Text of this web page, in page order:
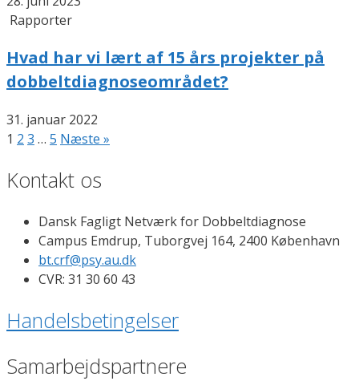
Rapporter
Hvad har vi lært af 15 års projekter på
dobbeltdiagnoseområdet?
31. januar 2022
1 2 3 … 5 Næste »
Kontakt os
Dansk Fagligt Netværk for Dobbeltdiagnose
Campus Emdrup, Tuborgvej 164, 2400 København
bt.crf@psy.au.dk
CVR: 31 30 60 43
Handelsbetingelser
Samarbejdspartnere